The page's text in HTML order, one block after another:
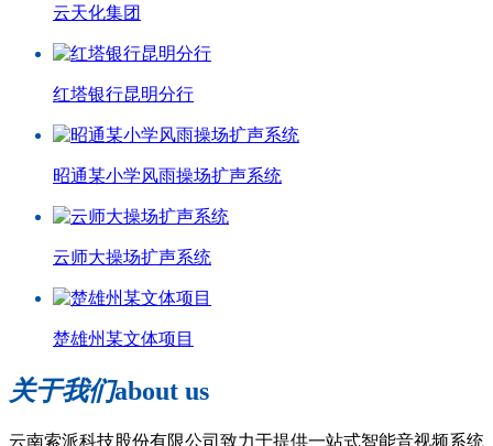
云天化集团
红塔银行昆明分行
昭通某小学风雨操场扩声系统
云师大操场扩声系统
楚雄州某文体项目
关于我们about us
云南索派科技股份有限公司致力于提供一站式智能音视频系统